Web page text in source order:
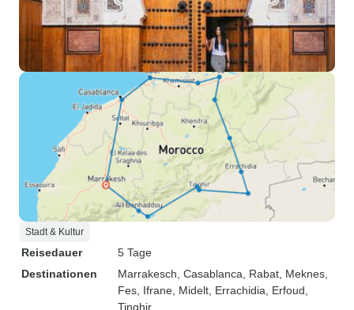
Stadt & Kultur
Reisedauer
5 Tage
Destinationen
Marrakesch , Casablanca , Rabat , Meknes
Fes , Ifrane , Midelt , Errachidia , Erfoud
Tinghir